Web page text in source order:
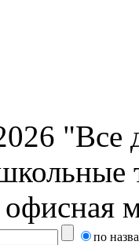
"Все
по